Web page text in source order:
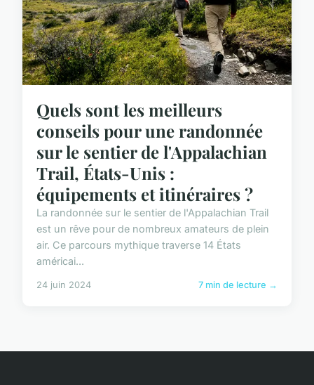
Quels sont les meilleurs
conseils pour une randonnée
sur le sentier de l'Appalachian
Trail, États-Unis :
équipements et itinéraires ?
La randonnée sur le sentier de l'Appalachian Trail
est un rêve pour de nombreux amateurs de plein
air. Ce parcours mythique traverse 14 États
américai...
24 juin 2024 7 min de lecture →